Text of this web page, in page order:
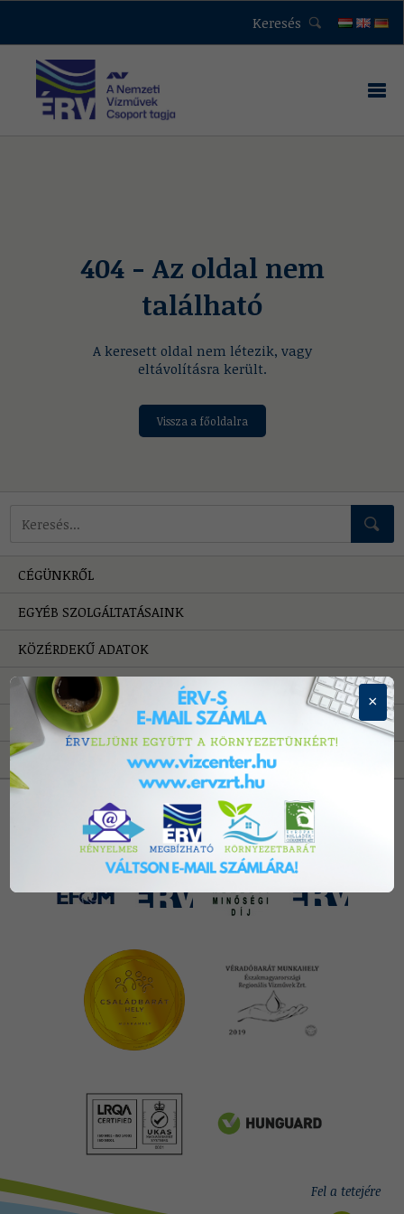
Keresés
404 - Az oldal nem
található
A keresett oldal nem létezik, vagy
eltávolításra került.
Vissza a főoldalra
Mire keressünk?
CÉGÜNKRŐL
EGYÉB SZOLGÁLTATÁSAINK
KÖZÉRDEKŰ ADATOK
HIBAELHÁRÍTÁS
PÁLYÁZATOK
A VÍZRŐL
×